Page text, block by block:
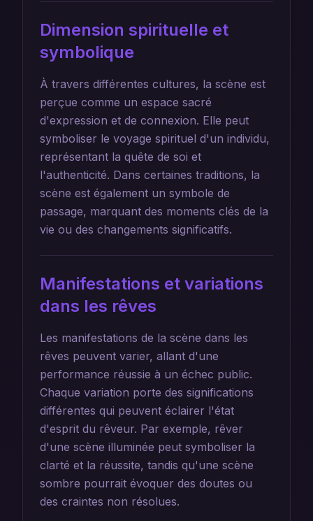
Dimension spirituelle et
symbolique
À travers différentes cultures, la scène est
perçue comme un espace sacré
d'expression et de connexion. Elle peut
symboliser le voyage spirituel d'un individu,
représentant la quête de soi et
l'authenticité. Dans certaines traditions, la
scène est également un symbole de
passage, marquant des moments clés de la
vie ou des changements significatifs.
Manifestations et variations
dans les rêves
Les manifestations de la scène dans les
rêves peuvent varier, allant d'une
performance réussie à un échec public.
Chaque variation porte des significations
différentes qui peuvent éclairer l'état
d'esprit du rêveur. Par exemple, rêver
d'une scène illuminée peut symboliser la
clarté et la réussite, tandis qu'une scène
sombre pourrait évoquer des doutes ou
des craintes non résolues.